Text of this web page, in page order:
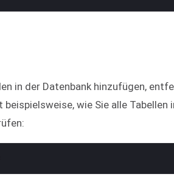
in der Datenbank hinzufügen,
beispielsweise, wie Sie alle Tabellen